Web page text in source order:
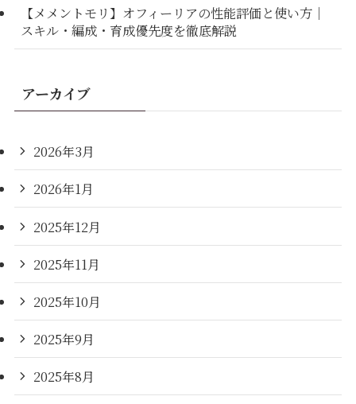
【メメントモリ】オフィーリアの性能評価と使い方｜
スキル・編成・育成優先度を徹底解説
アーカイブ
2026年3月
2026年1月
2025年12月
2025年11月
2025年10月
2025年9月
2025年8月